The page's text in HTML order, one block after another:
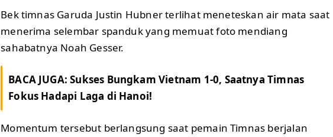
Bek timnas Garuda Justin Hubner terlihat meneteskan air mata saat
menerima selembar spanduk yang memuat foto mendiang
sahabatnya Noah Gesser.
BACA JUGA:Sukses Bungkam Vietnam 1-0, Saatnya Timnas
Fokus Hadapi Laga di Hanoi!
Momentum tersebut berlangsung saat pemain Timnas berjalan